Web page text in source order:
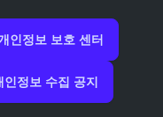
인정보 보호 센터
정보 수집 공지